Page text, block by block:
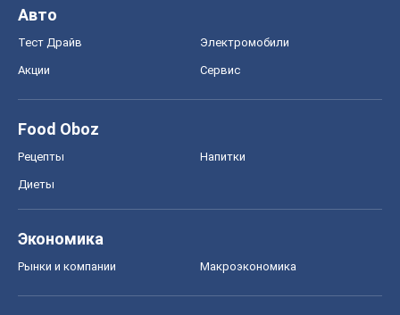
Авто
Тест Драйв Электромобили
Акции Сервис
Food Oboz
Рецепты Напитки
Диеты
Экономика
Рынки и компании Mакроэкономика